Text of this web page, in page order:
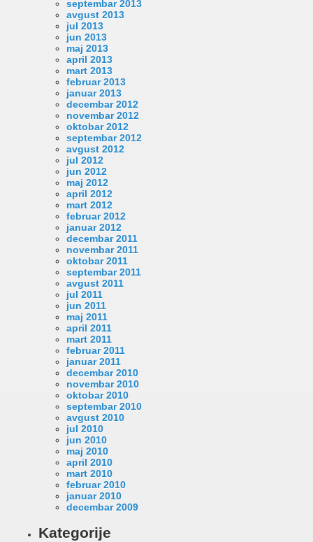
septembar 2013
avgust 2013
jul 2013
jun 2013
maj 2013
april 2013
mart 2013
februar 2013
januar 2013
decembar 2012
novembar 2012
oktobar 2012
septembar 2012
avgust 2012
jul 2012
jun 2012
maj 2012
april 2012
mart 2012
februar 2012
januar 2012
decembar 2011
novembar 2011
oktobar 2011
septembar 2011
avgust 2011
jul 2011
jun 2011
maj 2011
april 2011
mart 2011
februar 2011
januar 2011
decembar 2010
novembar 2010
oktobar 2010
septembar 2010
avgust 2010
jul 2010
jun 2010
maj 2010
april 2010
mart 2010
februar 2010
januar 2010
decembar 2009
Kategorije